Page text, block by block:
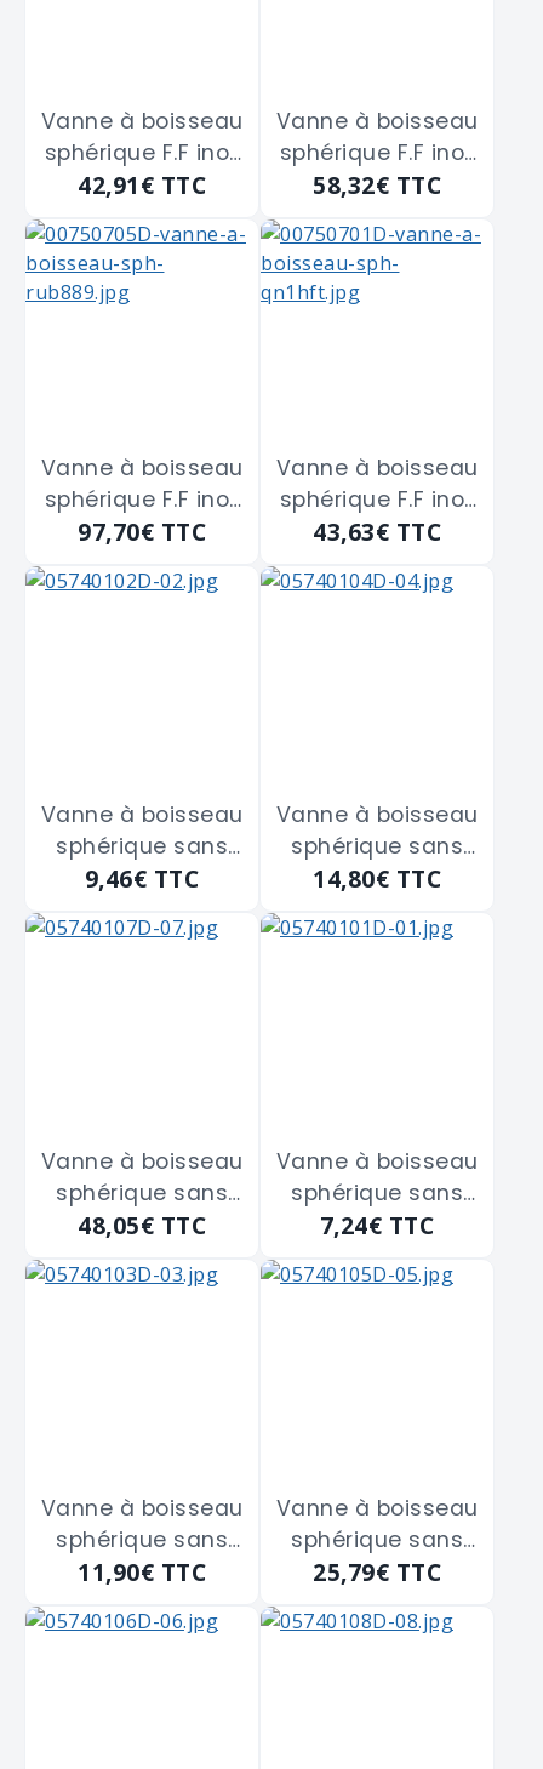
Vanne à boisseau
sphérique F.F inox
316 de 15 x 21 m/m
42,91€ TTC
Vanne à boisseau
sphérique F.F inox
316 de 20 x 27
58,32€ TTC
Vanne à boisseau
sphérique F.F inox
316 de 26 x 34
97,70€ TTC
Vanne à boisseau
sphérique F.F inox
316 de 8 x 13 m/m
43,63€ TTC
Vanne à boisseau
sphérique sans
purge Femelle -
GIACOMINI
9,46€ TTC
Vanne à boisseau
sphérique sans
purge Femelle -
GIACOMINI
14,80€ TTC
Vanne à boisseau
sphérique sans
purge Femelle -
GIACOMINI
48,05€ TTC
Vanne à boisseau
sphérique sans
purge Femelle -
GIACOMINI
7,24€ TTC
Vanne à boisseau
sphérique sans
purge Femelle -
GIACOMINI
11,90€ TTC
Vanne à boisseau
sphérique sans
purge Femelle -
GIACOMINI
25,79€ TTC